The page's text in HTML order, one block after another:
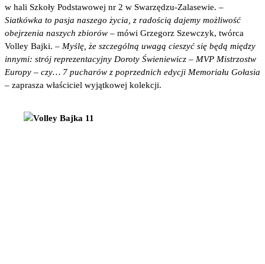
w hali Szkoły Podstawowej nr 2 w Swarzędzu-Zalasewie. –
Siatkówka to pasja naszego życia, z radością dajemy możliwość
obejrzenia naszych zbiorów – mówi Grzegorz Szewczyk, twórca
Volley Bajki. – Myślę, że szczególną uwagą cieszyć się będą między
innymi: strój reprezentacyjny Doroty Świeniewicz – MVP Mistrzostw
Europy – czy… 7 pucharów z poprzednich edycji Memoriału Gołasia
­– zaprasza właściciel wyjątkowej kolekcji.